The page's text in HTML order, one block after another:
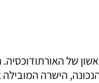
הישרה המובילה